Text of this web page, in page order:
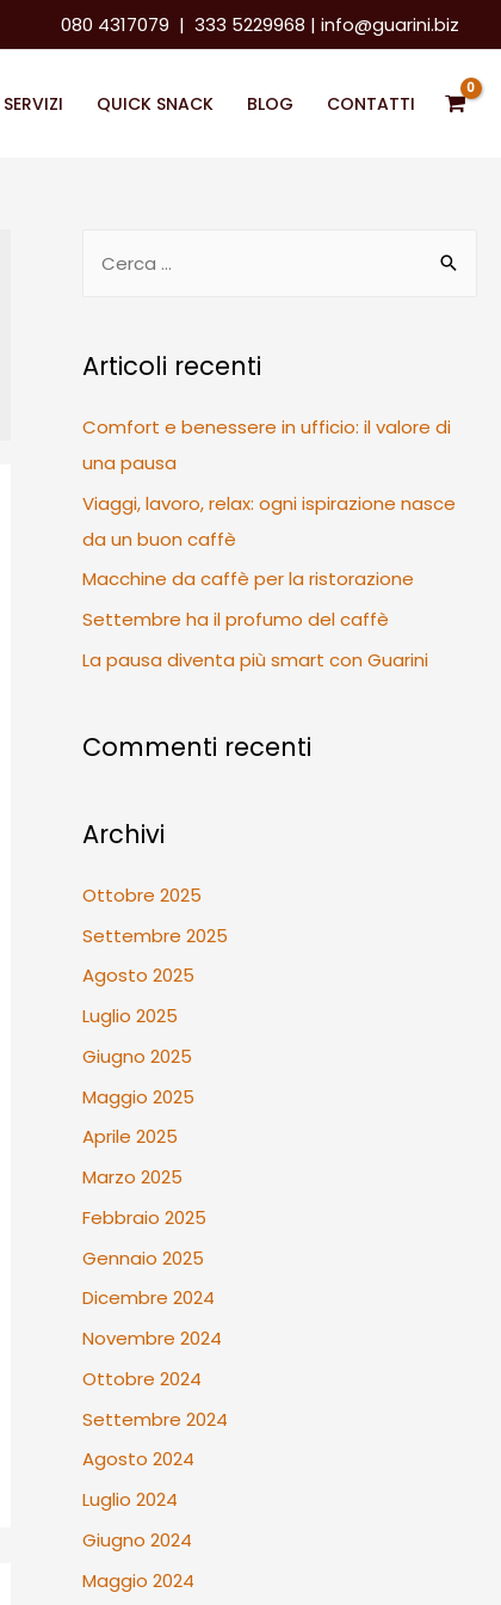
080 4317079 | 333 5229968 | info@guarini.biz
SERVIZI QUICK SNACK BLOG CONTATTI
e
c
a
p
e
r
Articoli recenti
Comfort e benessere in ufficio: il valore di
una pausa
Viaggi, lavoro, relax: ogni ispirazione nasce
da un buon caffè
Macchine da caffè per la ristorazione
Settembre ha il profumo del caffè
La pausa diventa più smart con Guarini
Commenti recenti
Archivi
Ottobre 2025
Settembre 2025
Agosto 2025
Luglio 2025
Giugno 2025
Maggio 2025
Aprile 2025
Marzo 2025
Febbraio 2025
Gennaio 2025
Dicembre 2024
Novembre 2024
Ottobre 2024
Settembre 2024
Agosto 2024
Luglio 2024
Giugno 2024
Maggio 2024